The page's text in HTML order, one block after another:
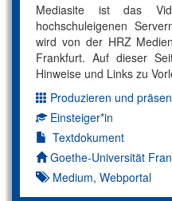
Mediasite ist das
hochschuleigenen
wird von der HRZ
Frankfurt. Auf dieser
Hinweise und Links zu
Dimension:
Produzieren und
Kompetenzniveau:
Einsteiger*in
Textdokument
Autor*in:
Goethe-Universität
Medium, Webportal